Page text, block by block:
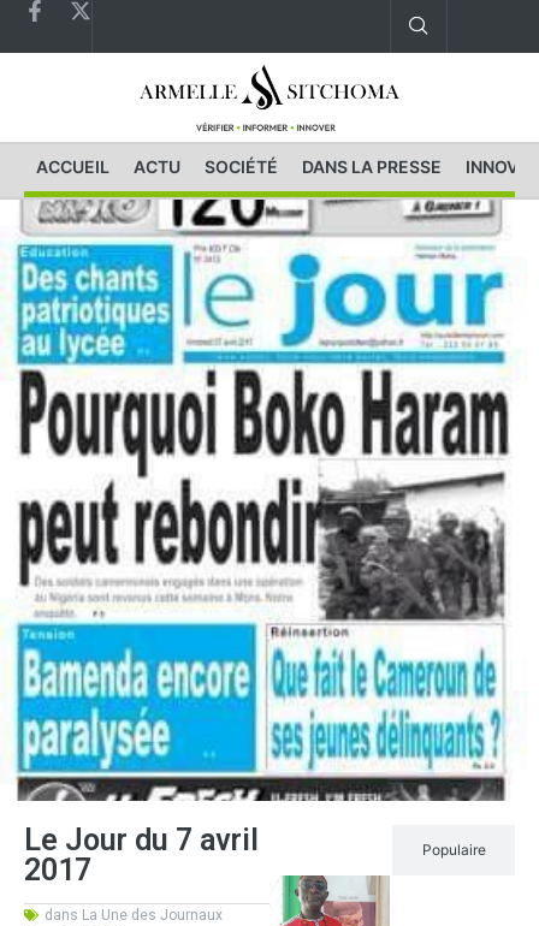
ACCUEIL ACTU SOCIÉTÉ DANS LA PRESSE
Le Jour du 7 avril
2017
dans La Une des Journaux
Populaire